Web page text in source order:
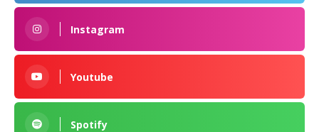
Instagram
Youtube
Spotify